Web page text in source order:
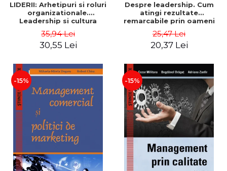
LIDERII: Arhetipuri si roluri
organizationale.
Leadership si cultura
Dumitrascu
35,94 Lei
30,55 Lei
Despre leadership. Cum
atingi rezultate
remarcabile prin oameni
25,47 Lei
20,37 Lei
-15% -15%